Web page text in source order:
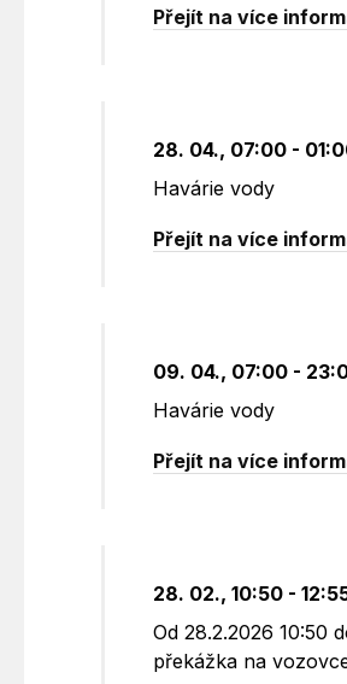
Přejít na více
28. 04., 07:00 -
Havárie vody
Přejít na více
09. 04., 07:00 -
Havárie vody
Přejít na více
28. 02., 10:50 -
Od 28.2.2026 10:50
překážka na